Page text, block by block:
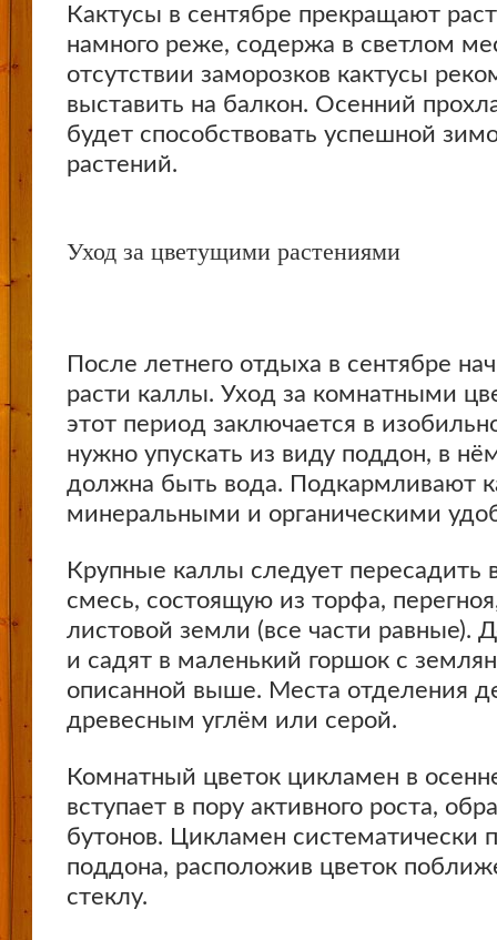
Кактусы в сентябре прекращают
намного реже, содержа в светлом
отсутствии заморозков кактусы
выставить на балкон. Осенний
будет способствовать успешной
растений.
Уход за цветущими растениями
После летнего отдыха в сентябре
расти каллы. Уход за комнатными
этот период заключается в
нужно упускать из виду поддон, в
должна быть вода. Подкармливают
минеральными и органическими
Крупные каллы следует пересадить
смесь, состоящую из торфа,
листовой земли (все части равные).
и садят в маленький горшок с
описанной выше. Места отделения
древесным углём или серой.
Комнатный цветок цикламен в
вступает в пору активного роста,
бутонов. Цикламен систематически
поддона, расположив цветок
стеклу.